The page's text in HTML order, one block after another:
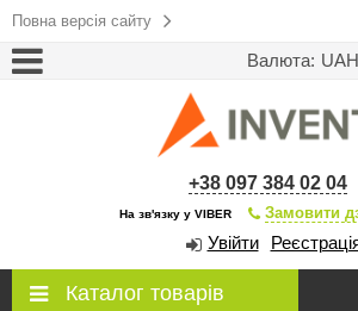
Повна версія сайту
Валюта: UAH
+38 097 384 02 04
На зв'язку у VIBER Замовити
Увійти
Каталог товарів